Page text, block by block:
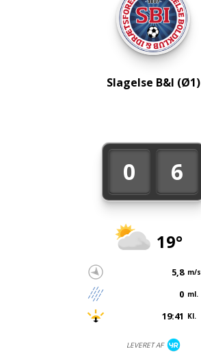
0 6
19°
5,8 m/s
0 ml.
19:41 Kl.
LEVERET AF
Slagelse B&I (Ø1)